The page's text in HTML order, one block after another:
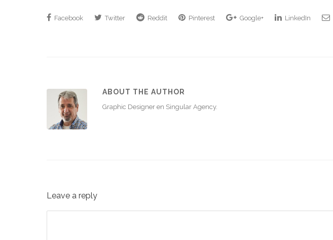
Facebook Twitter Reddit Pinterest Google+ LinkedIn
ABOUT THE AUTHOR
Graphic Designer en Singular Agency.
Leave a reply